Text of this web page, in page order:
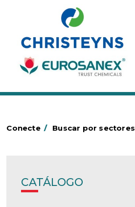
Conecte / Buscar por sectores
CATÁLOGO